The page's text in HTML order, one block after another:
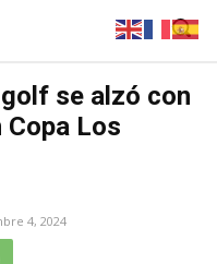
se alzó con
Copa Los
4, 2024